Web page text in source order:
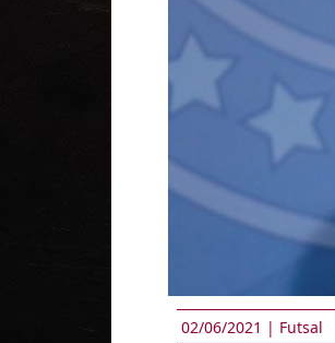
02/06/2021 | Futsal